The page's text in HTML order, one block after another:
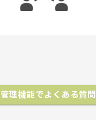
管理機能でよくある質問